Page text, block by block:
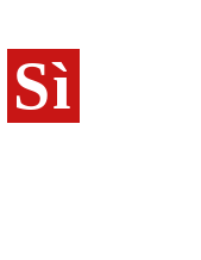
Sì